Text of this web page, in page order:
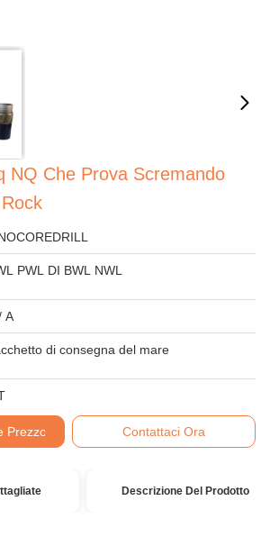
NQ Che Prova Scremando
PWL DI BWL NWL
A
di consegna del mare
Prezzo Contattaci Ora
Descrizione Del Prodotto